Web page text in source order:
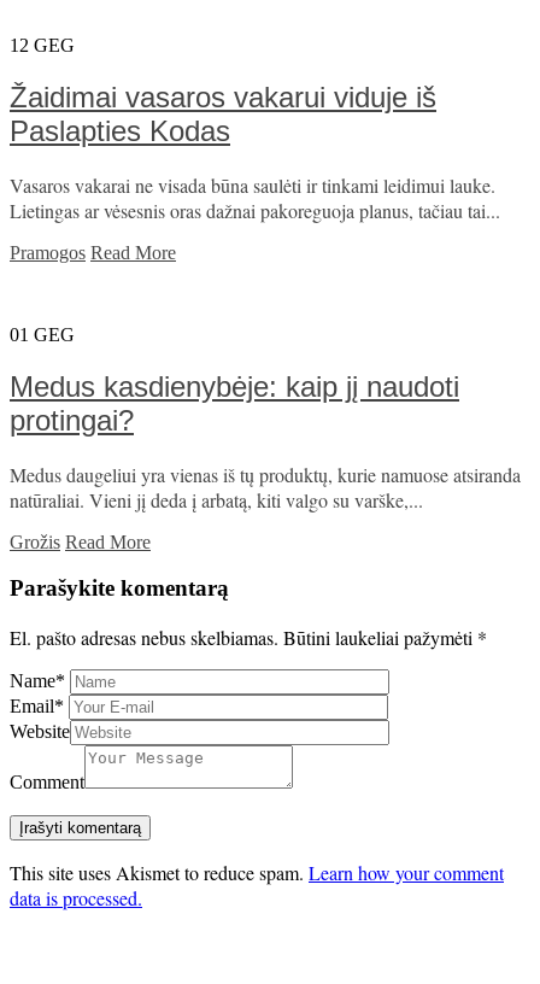
12 GEG
Žaidimai vasaros vakarui viduje iš
Paslapties Kodas
Vasaros vakarai ne visada būna saulėti ir tinkami leidimui lauke.
Lietingas ar vėsesnis oras dažnai pakoreguoja planus, tačiau tai...
Pramogos Read More
01 GEG
Medus kasdienybėje: kaip jį naudoti
protingai?
Medus daugeliui yra vienas iš tų produktų, kurie namuose atsiranda
natūraliai. Vieni jį deda į arbatą, kiti valgo su varške,...
Grožis Read More
Parašykite komentarą
El. pašto adresas nebus skelbiamas. Būtini laukeliai pažymėti *
Name*
Email*
Website
Comment
This site uses Akismet to reduce spam. Learn how your comment
data is processed.